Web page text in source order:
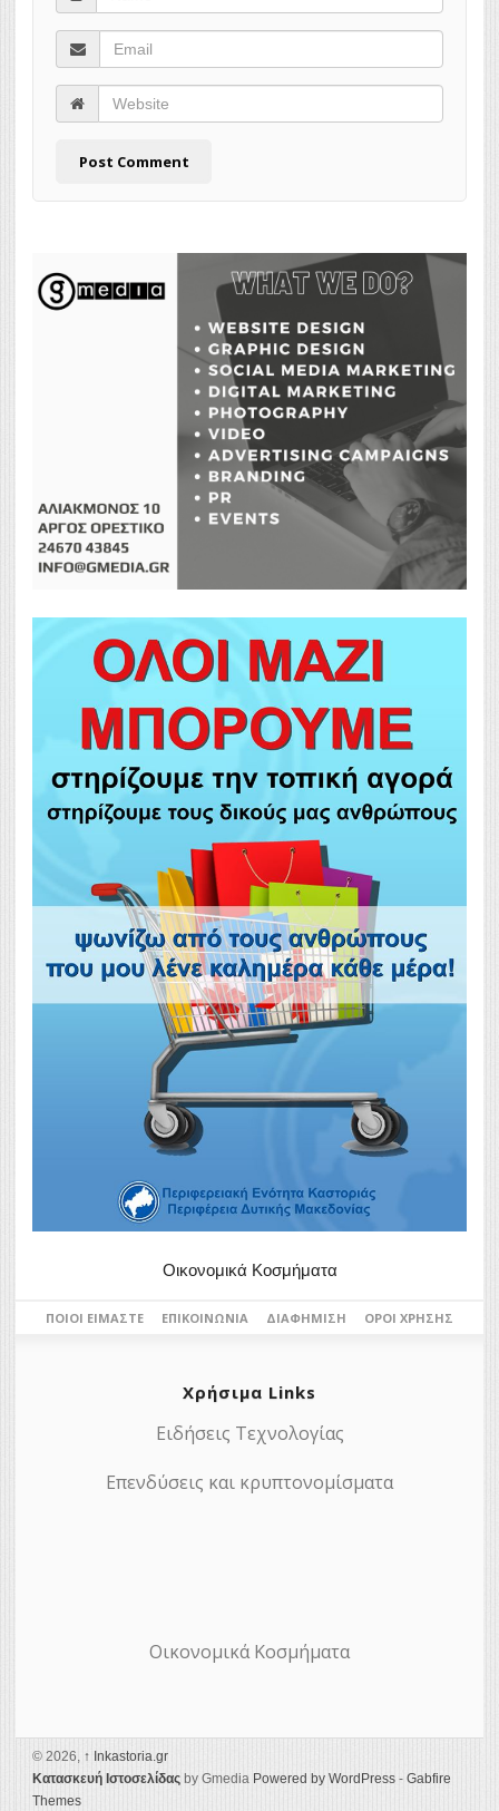
Οικονομικά Κοσμήματα
ΠΟΙΟΙ ΕΊΜΑΣΤΕ ΕΠΙΚΟΙΝΩΝΊΑ ΔΙΑΦΉΜΙΣΗ ΌΡΟΙ ΧΡΉΣΗΣ
Χρήσιμα Links
Ειδήσεις Τεχνολογίας
Επενδύσεις και κρυπτονομίσματα
Οικονομικά Κοσμήματα
© 2026, ↑ Ιnkastoria.gr
Κατασκευή Ιστοσελίδας by Gmedia Powered by WordPress - Gabfire
Themes